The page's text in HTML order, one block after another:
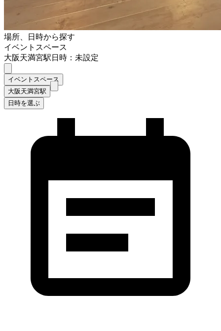
場所、日時から探す
イベントスペース
大阪天満宮駅日時：未設定
イベントスペース
大阪天満宮駅
日時を選ぶ